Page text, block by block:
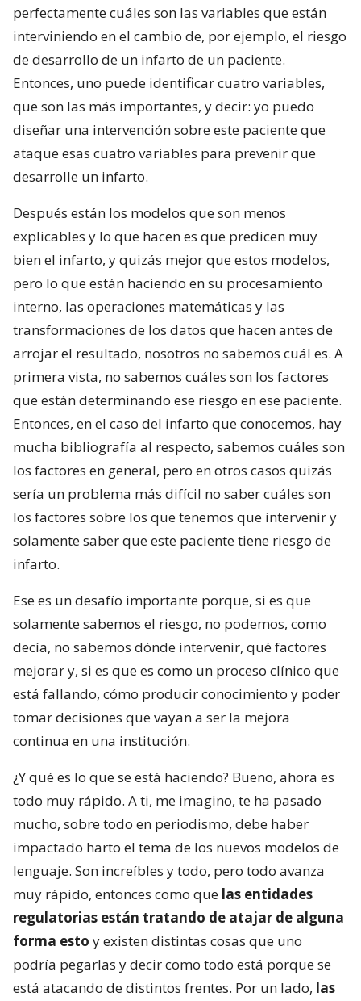
perfectamente cuáles son las variables que están
interviniendo en el cambio de, por ejemplo, el riesgo
de desarrollo de un infarto de un paciente.
Entonces, uno puede identificar cuatro variables,
que son las más importantes, y decir: yo puedo
diseñar una intervención sobre este paciente que
ataque esas cuatro variables para prevenir que
desarrolle un infarto.
Después están los modelos que son menos
explicables y lo que hacen es que predicen muy
bien el infarto, y quizás mejor que estos modelos,
pero lo que están haciendo en su procesamiento
interno, las operaciones matemáticas y las
transformaciones de los datos que hacen antes de
arrojar el resultado, nosotros no sabemos cuál es. A
primera vista, no sabemos cuáles son los factores
que están determinando ese riesgo en ese paciente.
Entonces, en el caso del infarto que conocemos, hay
mucha bibliografía al respecto, sabemos cuáles son
los factores en general, pero en otros casos quizás
sería un problema más difícil no saber cuáles son
los factores sobre los que tenemos que intervenir y
solamente saber que este paciente tiene riesgo de
infarto.
Ese es un desafío importante porque, si es que
solamente sabemos el riesgo, no podemos, como
decía, no sabemos dónde intervenir, qué factores
mejorar y, si es que es como un proceso clínico que
está fallando, cómo producir conocimiento y poder
tomar decisiones que vayan a ser la mejora
continua en una institución.
¿Y qué es lo que se está haciendo? Bueno, ahora es
todo muy rápido. A ti, me imagino, te ha pasado
mucho, sobre todo en periodismo, debe haber
impactado harto el tema de los nuevos modelos de
lenguaje. Son increíbles y todo, pero todo avanza
muy rápido, entonces como que las entidades
regulatorias están tratando de atajar de alguna
forma esto y existen distintas cosas que uno
podría pegarlas y decir como todo está porque se
está atacando de distintos frentes. Por un lado, las